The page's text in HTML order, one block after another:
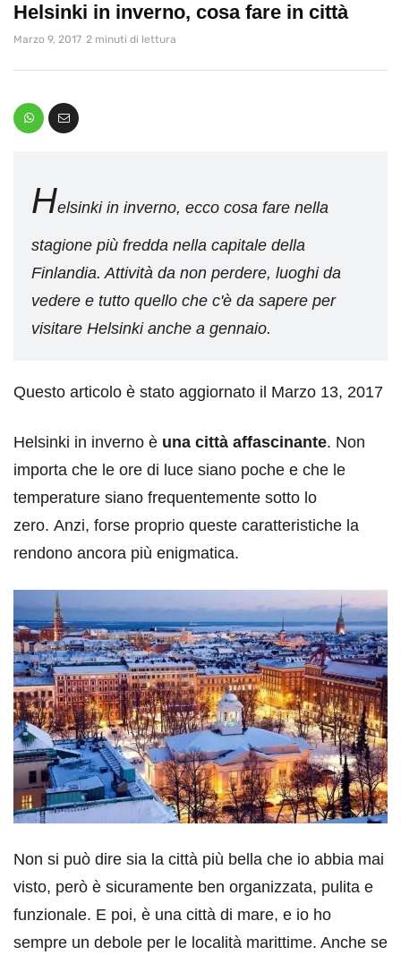
Helsinki in inverno, cosa fare in città
Marzo 9, 2017 2 minuti di lettura
Helsinki in inverno, ecco cosa fare nella
stagione più fredda nella capitale della
Finlandia. Attività da non perdere, luoghi da
vedere e tutto quello che c'è da sapere per
visitare Helsinki anche a gennaio.
Questo articolo è stato aggiornato il Marzo 13, 2017
Helsinki in inverno è una città affascinante. Non
importa che le ore di luce siano poche e che le
temperature siano frequentemente sotto lo
zero. Anzi, forse proprio queste caratteristiche la
rendono ancora più enigmatica.
Non si può dire sia la città più bella che io abbia mai
visto, però è sicuramente ben organizzata, pulita e
funzionale. E poi, è una città di mare, e io ho
sempre un debole per le località marittime. Anche se